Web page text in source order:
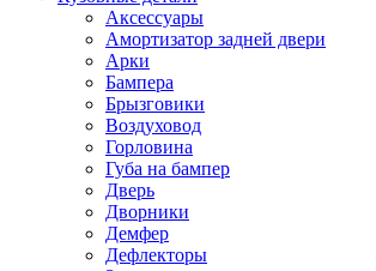
Аксессуары
Амортизатор задней двери
Арки
Бампера
Брызговики
Воздуховод
Горловина
Губа на бампер
Дверь
Дворники
Демфер
Дефлекторы